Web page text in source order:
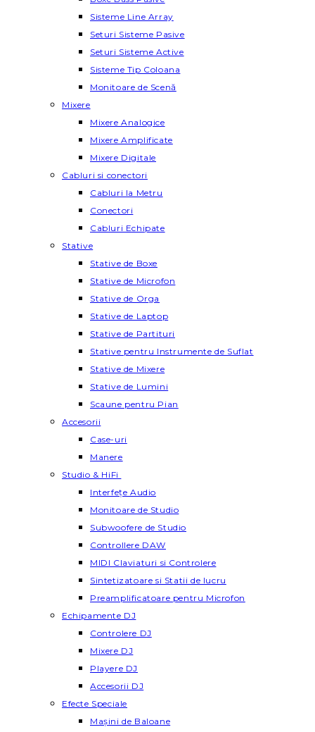
Sisteme Line Array
Seturi Sisteme Pasive
Seturi Sisteme Active
Sisteme Tip Coloana
Monitoare de Scenă
Mixere
Mixere Analogice
Mixere Amplificate
Mixere Digitale
Cabluri si conectori
Cabluri la Metru
Conectori
Cabluri Echipate
Stative
Stative de Boxe
Stative de Microfon
Stative de Orga
Stative de Laptop
Stative de Partituri
Stative pentru Instrumente de Suflat
Stative de Mixere
Stative de Lumini
Scaune pentru Pian
Accesorii
Case-uri
Manere
Studio & HiFi
Interfețe Audio
Monitoare de Studio
Subwoofere de Studio
Controllere DAW
MIDI Claviaturi si Controlere
Sintetizatoare si Statii de lucru
Preamplificatoare pentru Microfon
Echipamente DJ
Controlere DJ
Mixere DJ
Playere DJ
Accesorii DJ
Efecte Speciale
Mașini de Baloane